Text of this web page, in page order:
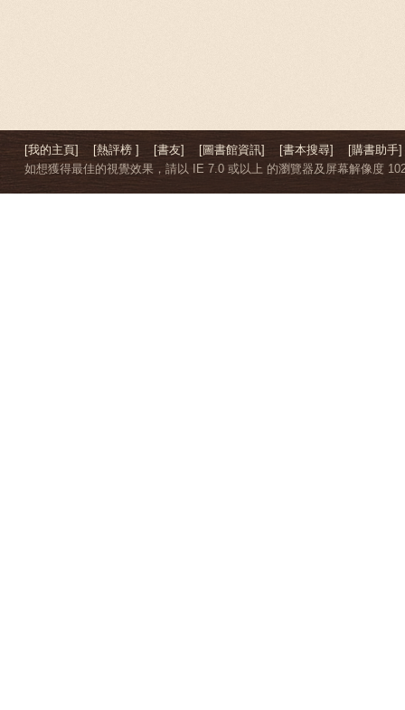
[我的主頁] [熱評榜 ] [書友] [圖書館資訊] [書本搜尋]
[購書助手]
如想獲得最佳的視覺效果，請以 IE 7.0 或以上 的瀏覽器及屏幕解像度